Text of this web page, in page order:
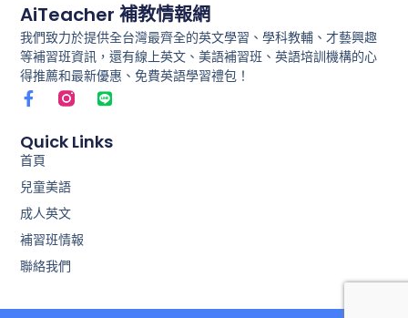
AiTeacher 補教情報網
我們致力於提供全台灣最齊全的英文學習、學科教輔、才藝興趣
等補習班資訊，還有線上英文、美語補習班、英語培訓機構的心
得推薦和最新優惠、免費英語學習禮包！
F
a
e
b
o
o
k
-
f
L
i
e
Quick Links
首頁
兒童美語
成人英文
補習班情報
聯絡我們